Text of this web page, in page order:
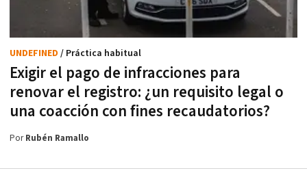
Exigir el pago de infracciones para
renovar el registro: ¿un requisito legal o
una coacción con fines recaudatorios?
UNDEFINED / Práctica habitual
PorRubén Ramallo